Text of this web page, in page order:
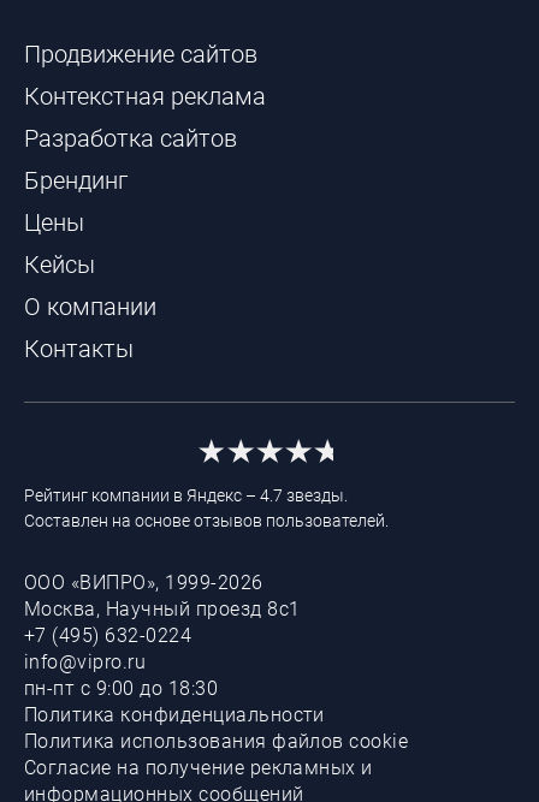
Продвижение сайтов
Контекстная реклама
Разработка сайтов
Брендинг
Цены
Кейсы
О компании
Контакты
ООО «ВИПРО», 1999-2026
Москва, Научный проезд 8с1
+7 (495) 632-0224
info@vipro.ru
пн-пт с 9:00 до 18:30
Политика конфиденциальности
Политика использования файлов cookie
Согласие на получение рекламных и
информационных сообщений
Рейтинг компании в Яндекс – 4.7 звезды.
Составлен на основе отзывов пользователей.